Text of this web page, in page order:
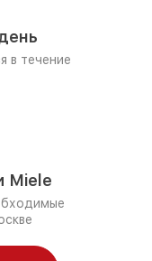
в течение
Miele